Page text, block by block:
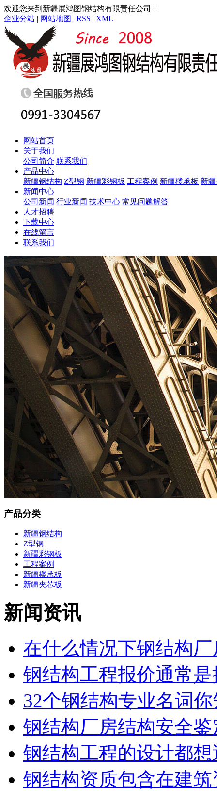
欢迎您来到新疆展鸿图钢结构有限责任公司！
企业分站 | 网站地图 | RSS | XML
网站首页
关于我们
公司简介 联系我们
产品中心
新疆钢结构 Z型钢 新疆彩钢板 工程案例 新疆楼承板 新
新闻中心
公司新闻 行业新闻 技术中心 常见问题解答
人才招聘
下载中心
在线留言
联系我们
产品分类
新疆钢结构
Z型钢
新疆彩钢板
工程案例
新疆楼承板
新疆夹芯板
新闻资讯
在什么情况下钢结构厂
钢结构工程报价通常是
32个钢结构专业名词
钢结构厂房结构安全
钢结构工程的设计都想
钢结构资质包含在建筑